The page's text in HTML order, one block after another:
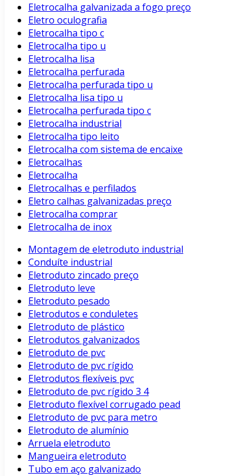
Eletrocalha galvanizada a fogo preço
Eletro oculografia
Eletrocalha tipo c
Eletrocalha tipo u
Eletrocalha lisa
Eletrocalha perfurada
Eletrocalha perfurada tipo u
Eletrocalha lisa tipo u
Eletrocalha perfurada tipo c
Eletrocalha industrial
Eletrocalha tipo leito
Eletrocalha com sistema de encaixe
Eletrocalhas
Eletrocalha
Eletrocalhas e perfilados
Eletro calhas galvanizadas preço
Eletrocalha comprar
Eletrocalha de inox
Montagem de eletroduto industrial
Conduíte industrial
Eletroduto zincado preço
Eletroduto leve
Eletroduto pesado
Eletrodutos e conduletes
Eletroduto de plástico
Eletrodutos galvanizados
Eletroduto de pvc
Eletroduto de pvc rígido
Eletrodutos flexíveis pvc
Eletroduto de pvc rígido 3 4
Eletroduto flexível corrugado pead
Eletroduto de pvc para metro
Eletroduto de alumínio
Arruela eletroduto
Mangueira eletroduto
Tubo em aço galvanizado